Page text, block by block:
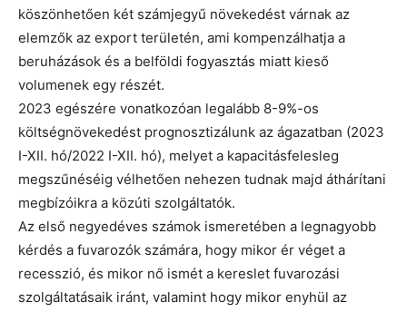
köszönhetően két számjegyű növekedést várnak az
elemzők az export területén, ami kompenzálhatja a
beruházások és a belföldi fogyasztás miatt kieső
volumenek egy részét.
2023 egészére vonatkozóan legalább 8-9%-os
költségnövekedést prognosztizálunk az ágazatban (2023
I-XII. hó/2022 I-XII. hó), melyet a kapacitásfelesleg
megszűnéséig vélhetően nehezen tudnak majd áthárítani
megbízóikra a közúti szolgáltatók.
Az első negyedéves számok ismeretében a legnagyobb
kérdés a fuvarozók számára, hogy mikor ér véget a
recesszió, és mikor nő ismét a kereslet fuvarozási
szolgáltatásaik iránt, valamint hogy mikor enyhül az